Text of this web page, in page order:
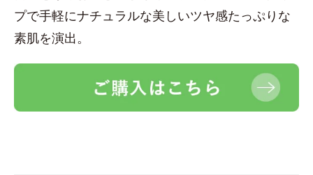
プで手軽にナチュラルな美しいツヤ感たっぷりな
素肌を演出。